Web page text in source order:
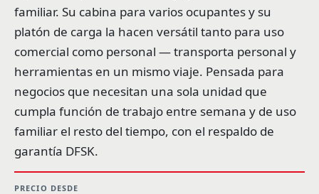
familiar. Su cabina para varios ocupantes y su
platón de carga la hacen versátil tanto para uso
comercial como personal — transporta personal y
herramientas en un mismo viaje. Pensada para
negocios que necesitan una sola unidad que
cumpla función de trabajo entre semana y de uso
familiar el resto del tiempo, con el respaldo de
garantía DFSK.
PRECIO DESDE